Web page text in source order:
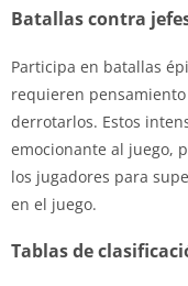
Batallas contra
Participa en batallas
requieren
derrotarlos. Estos
emocionante al juego,
los jugadores para
en el juego.
Tablas de